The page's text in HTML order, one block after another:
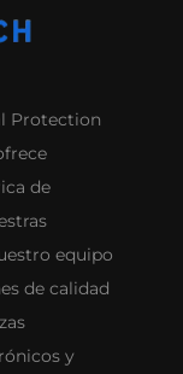
Protection
de
equipo
de calidad
y